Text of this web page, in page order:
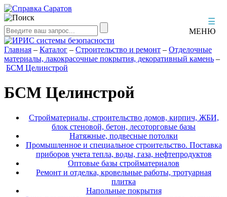
☰
МЕНЮ
Главная – Каталог – Строительство и ремонт – Отделочные
материалы, лакокрасочные покрытия, декоративный камень –
БСМ Целинстрой
БСМ Целинстрой
Стройматериалы, строительство домов, кирпич, ЖБИ,
блок стеновой, бетон, лесоторговые базы
Натяжные, подвесные потолки
Промышленное и специальное строительство. Поставка
приборов учета тепла, воды, газа, нефтепродуктов
Оптовые базы стройматериалов
Ремонт и отделка, кровельные работы, тротуарная
плитка
Напольные покрытия